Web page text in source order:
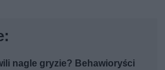
nagle gryzie? Behawioryści